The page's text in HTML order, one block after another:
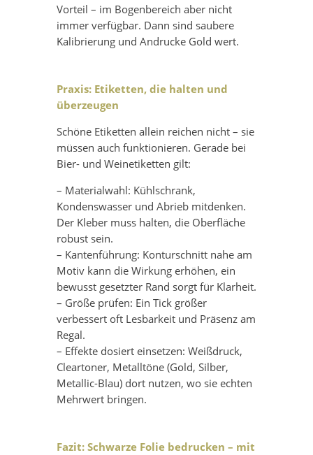
Vorteil – im Bogenbereich aber nicht
immer verfügbar. Dann sind saubere
Kalibrierung und Andrucke Gold wert.
Praxis: Etiketten, die halten und
überzeugen
Schöne Etiketten allein reichen nicht – sie
müssen auch funktionieren. Gerade bei
Bier- und Weinetiketten gilt:
– Materialwahl: Kühlschrank,
Kondenswasser und Abrieb mitdenken.
Der Kleber muss halten, die Oberfläche
robust sein.
– Kantenführung: Konturschnitt nahe am
Motiv kann die Wirkung erhöhen, ein
bewusst gesetzter Rand sorgt für Klarheit.
– Größe prüfen: Ein Tick größer
verbessert oft Lesbarkeit und Präsenz am
Regal.
– Effekte dosiert einsetzen: Weißdruck,
Cleartoner, Metalltöne (Gold, Silber,
Metallic-Blau) dort nutzen, wo sie echten
Mehrwert bringen.
Fazit: Schwarze Folie bedrucken – mit